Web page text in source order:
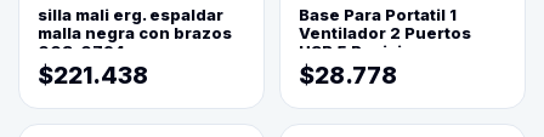
silla mali erg. espaldar
malla negra con brazos
003-0794
$221.438
Base Para Portatil 1
Ventilador 2 Puertos
USB 5 Posiciones
$28.778